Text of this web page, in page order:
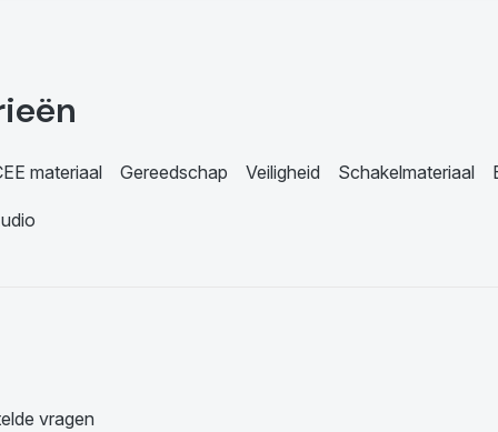
materiaal Gereedschap Veiligheid Schakelmateriaal
vragen